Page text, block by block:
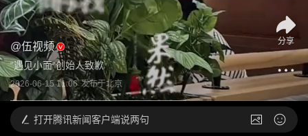
@伍视频
“遇见小面”创始人致歉
2026-06-15 11:06 发布于北京
分享
打开腾讯新闻客户端说两句